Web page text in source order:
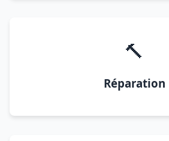
🔨
Réparation